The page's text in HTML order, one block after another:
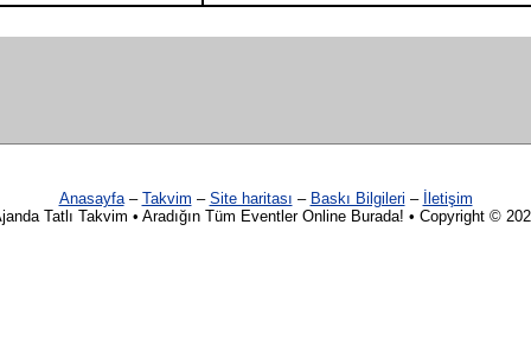
Anasayfa– Takvim – Site haritası – Baskı Bilgileri –
İletişim
Tatlı Takvim • Aradığın Tüm Eventler Online Burada! • Copyright ©